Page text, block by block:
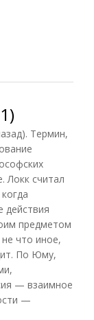
Термин,
Локк считал
действия
предметом
что иное,
По Юму,
— взаимное
—